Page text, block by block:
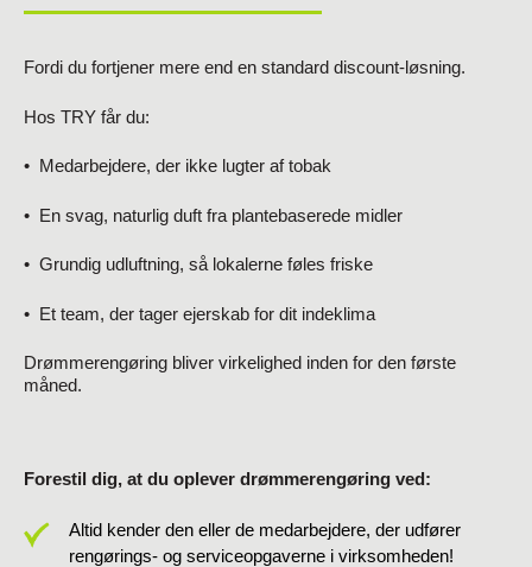
Fordi du fortjener mere end en standard discount-løsning.
Hos TRY får du:
• Medarbejdere, der ikke lugter af tobak
• En svag, naturlig duft fra plantebaserede midler
• Grundig udluftning, så lokalerne føles friske
• Et team, der tager ejerskab for dit indeklima
Drømmerengøring bliver virkelighed inden for den første
måned.
Forestil dig, at du oplever drømmerengøring ved:
Altid kender den eller de medarbejdere, der udfører
rengørings- og serviceopgaverne i virksomheden!